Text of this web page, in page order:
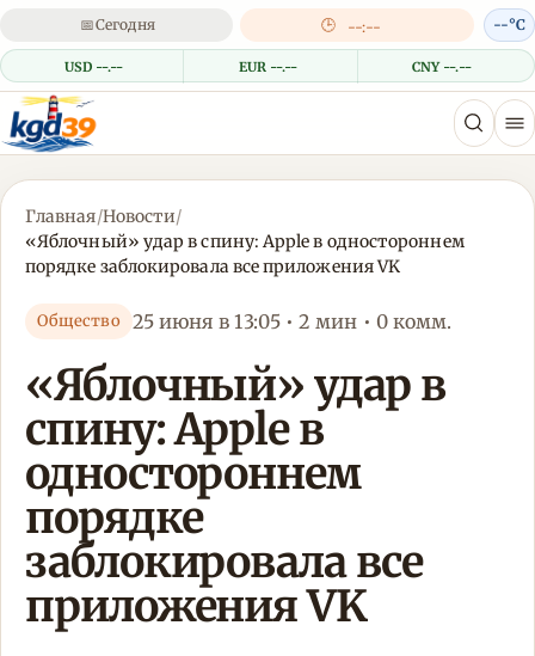
📅Сегодня 🕒 --:--
USD --.-- EUR --.-- CNY --.--
--°C
Главная/Новости/
«Яблочный» удар в спину: Apple в одностороннем
порядке заблокировала все приложения VK
Общество 25 июня в 13:05 • 2 мин • 0 комм.
«Яблочный» удар в
спину: Apple в
одностороннем
порядке
заблокировала все
приложения VK